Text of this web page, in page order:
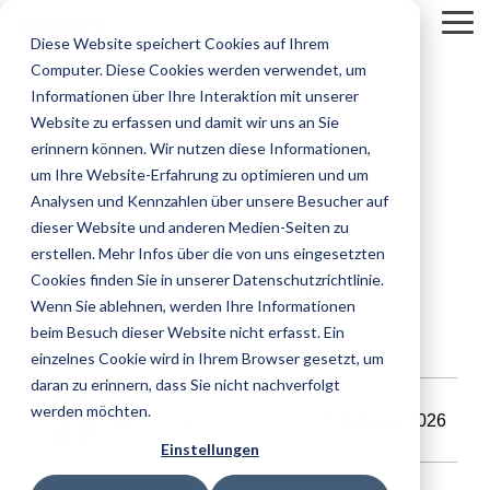
Diese Website speichert Cookies auf Ihrem
Computer. Diese Cookies werden verwendet, um
Informationen über Ihre Interaktion mit unserer
Website zu erfassen und damit wir uns an Sie
erinnern können. Wir nutzen diese Informationen,
um Ihre Website-Erfahrung zu optimieren und um
Analysen und Kennzahlen über unsere Besucher auf
dieser Website und anderen Medien-Seiten zu
erstellen. Mehr Infos über die von uns eingesetzten
Cookies finden Sie in unserer Datenschutzrichtlinie.
Wenn Sie ablehnen, werden Ihre Informationen
beim Besuch dieser Website nicht erfasst. Ein
einzelnes Cookie wird in Ihrem Browser gesetzt, um
daran zu erinnern, dass Sie nicht nachverfolgt
werden möchten.
Einstellungen
the
main
content.
7 MIN. LESEZEIT
Microsoft Project
Server SE
Renke Holert 17. Februar 2026